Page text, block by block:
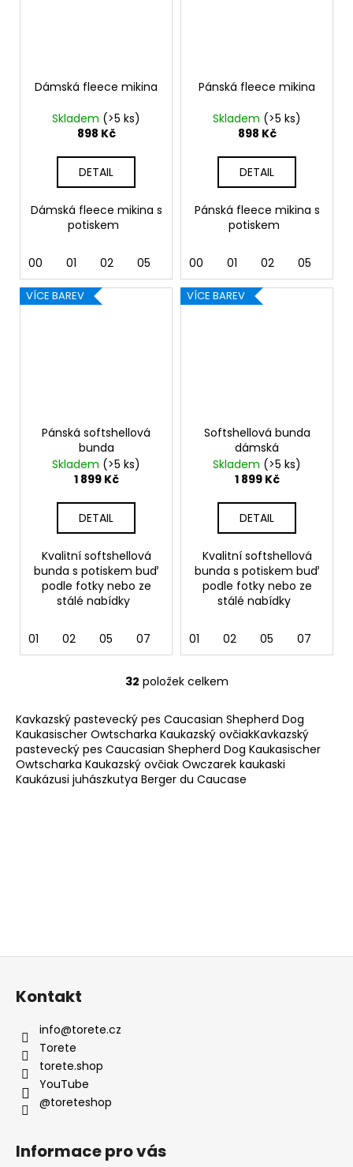
Dámská fleece mikina
Skladem (>5 ks)
898 Kč
DETAIL
Dámská fleece mikina s
potiskem
00 01 02 05 40 44
Pánská fleece mikina
Skladem (>5 ks)
898 Kč
DETAIL
Pánská fleece mikina s
potiskem
00 01 02 05
VÍCE BAREV
Pánská softshellová
bunda
Skladem (>5 ks)
1 899 Kč
DETAIL
Kvalitní softshellová
bunda s potiskem buď
podle fotky nebo ze
stálé nabídky
01 02 05 07
VÍCE BAREV
Softshellová bunda
dámská
Skladem (>5 ks)
1 899 Kč
DETAIL
Kvalitní softshellová
bunda s potiskem buď
podle fotky nebo ze
stálé nabídky
01 02 05 07
O
l
á
d
a
32 položek celkem
Kavkazský pastevecký pes Caucasian Shepherd Dog
Kaukasischer Owtscharka Kaukazský ovčiakKavkazský
pastevecký pes Caucasian Shepherd Dog Kaukasischer
Owtscharka Kaukazský ovčiak Owczarek kaukaski
Kaukázusi juhászkutya Berger du Caucase
Z
Kontakt
info@torete.cz
Torete
torete.shop
YouTube
@toreteshop
Informace pro vás